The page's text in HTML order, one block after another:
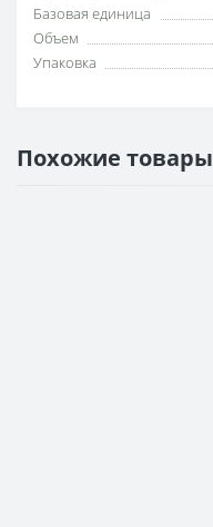
Базовая единица
Объем
Упаковка
Похожие товары